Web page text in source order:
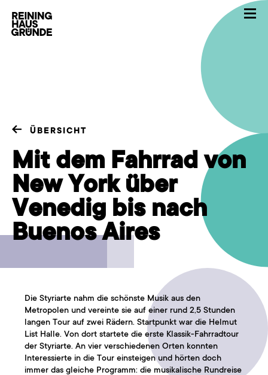
ÜBERSICHT
Mit dem Fahrrad von
New York über
Venedig bis nach
Buenos Aires
Die Styriartenahm die schönste Musik aus den
Metropolen und vereinte sie auf einer rund 2,5 Stunden
langen Tour auf zwei Rädern. Startpunkt war die Helmut
List Halle. Von dort startete die erste Klassik-Fahrradtour
der Styriarte. An vier verschiedenen Orten konnten
Interessierte in die Tour einsteigen und hörten doch
immer das gleiche Programm: die musikalische Rundreise